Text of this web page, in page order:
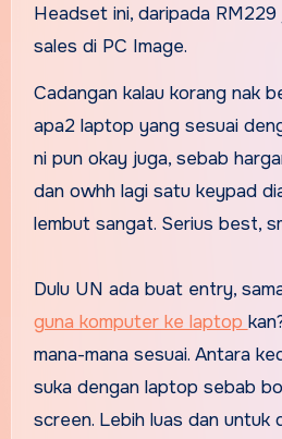
Headset ini, daripada RM229
sales di PC Image.
Cadangan kalau korang nak
apa2 laptop yang sesuai
ni pun okay juga, sebab
dan owhh lagi satu keypad
lembut sangat. Serius best,
Dulu UN ada buat entry,
guna komputer ke laptop
mana-mana sesuai. Antara
suka dengan laptop sebab
screen. Lebih luas dan untuk